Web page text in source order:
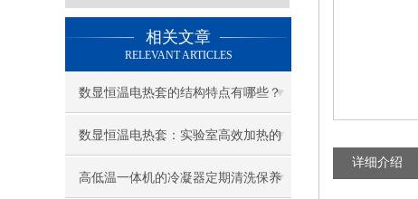
相关文章
RELEVANT ARTICLES
数显恒温电热套的结构特点有哪些？
数显恒温电热套：实验室高效加热的
革新之选
高低温一体机的冷凝器定期清洗保养
详细介绍